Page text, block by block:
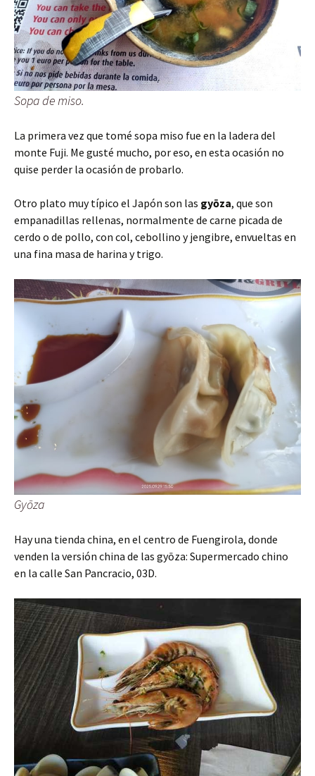
Sopa de miso.
La primera vez que tomé sopa miso fue en la ladera del
monte Fuji. Me gusté mucho, por eso, en esta ocasión no
quise perder la ocasión de probarlo.
Otro plato muy típico el Japón son las gyōza, que son
empanadillas rellenas, normalmente de carne picada de
cerdo o de pollo, con col, cebollino y jengibre, envueltas en
una fina masa de harina y trigo.
Gyōza
Hay una tienda china, en el centro de Fuengirola, donde
venden la versión china de las gyōza: Supermercado chino
en la calle San Pancracio, 03D.